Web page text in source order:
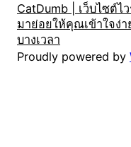
CatDumb | เว็บไซต์
มาย่อยให้คุณเข้าใจง่
บางเวลา
Proudly powered by